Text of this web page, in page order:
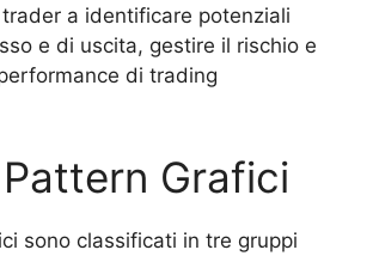
a identificare potenziali
e di uscita, gestire il rischio e
di trading
Grafici
sono classificati in tre gruppi